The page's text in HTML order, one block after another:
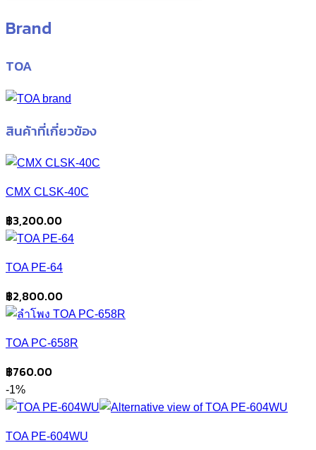
Brand
TOA
สินค้าที่เกี่ยวข้อง
CMX CLSK-40C
฿3,200.00
TOA PE-64
฿2,800.00
TOA PC-658R
฿760.00
-1%
TOA PE-604WU